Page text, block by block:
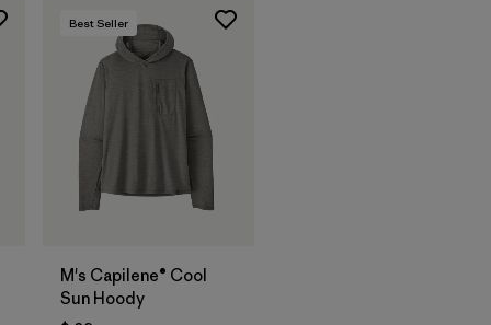
Best Seller
M's Capilene® Cool
Sun Hoody